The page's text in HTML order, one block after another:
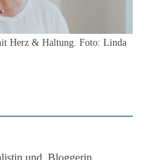
Herz & Haltung. Foto: Linda
und Bloggerin.